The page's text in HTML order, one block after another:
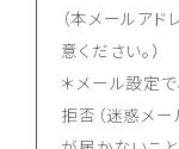
（本メールア
意ください。）
＊メール設定
拒否（迷惑メ